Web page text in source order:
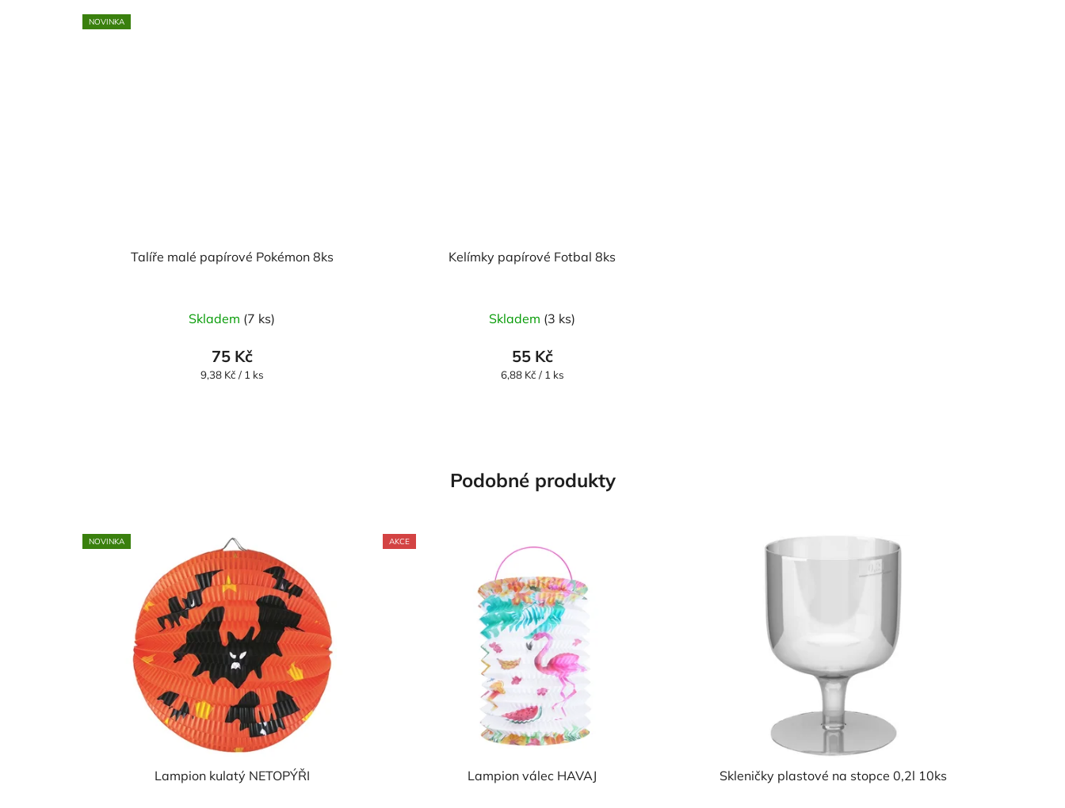
NOVINKA
Talíře malé papírové Pokémon 8ks
Skladem (7 ks)
75 Kč
Měrná
9,38 Kč / 1 ks
Kelímky papírové Fotbal 8ks
Skladem (3 ks)
55 Kč
Měrná
6,88 Kč / 1 ks
Podobné produkty
NOVINKA
Lampion kulatý NETOPÝŘI
AKCE
Lampion válec HAVAJ Skleničky plastové na stopce 0,2l 10ks